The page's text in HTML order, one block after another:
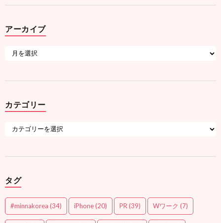
アーカイブ
カテゴリー
タグ
#minnakorea (34) iPhone(20) PR (39) Wワーク (7)